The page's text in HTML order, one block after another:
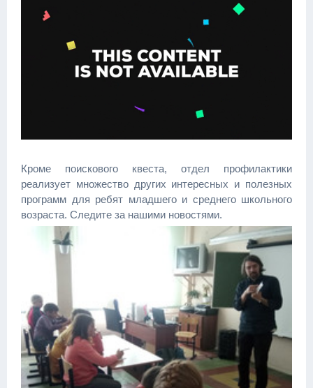
Кроме поискового квеста, отдел профилактики
реализует множество других интересных и полезных
программ для ребят младшего и среднего школьного
возраста. Следите за нашими новостями.